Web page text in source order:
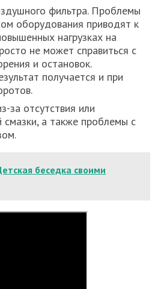
фильтра. Проблемы
оборудования приводят к
нагрузках на
не может справиться с
и остановок.
получается и при
за отсутствия или
смазки, а также проблемы с
беседка своими